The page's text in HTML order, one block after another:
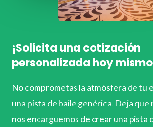
¡Solicita una cotización
personalizada hoy
No comprometas la atmósfera de tu
una pista de baile genérica. Deja que
nos encarguemos de crear una pista